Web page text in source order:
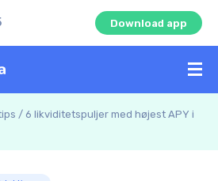
Download app
/ 6 likviditetspuljer med højest APY i